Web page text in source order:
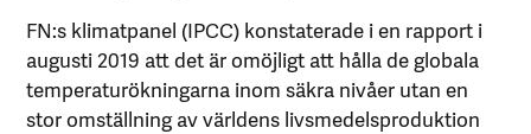
FN:s klimatpanel (IPCC) konstaterade i en rapport i
augusti 2019 att det är omöjligt att hålla de globala
temperaturökningarna inom säkra nivåer utan en
stor omställning av världens livsmedelsproduktion